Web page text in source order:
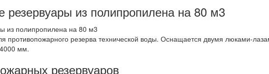
из полипропилена на 80 м3
противопожарного резерва технической воды. Оснащается двумя люками-
мм.
резервуаров